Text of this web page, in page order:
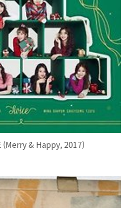
& Happy, 2017)